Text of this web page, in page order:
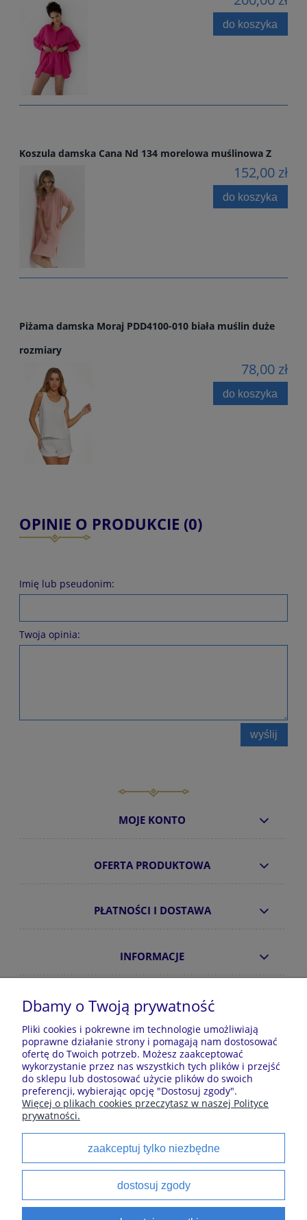
do koszyka
Koszula damska Cana Nd 134 morelowa muślinowa Z
152,00 zł
do koszyka
Piżama damska Moraj PDD4100-010 biała muślin duże
rozmiary
78,00 zł
do koszyka
OPINIE O PRODUKCIE (0)
Imię lub pseudonim:
Twoja opinia:
wyślij
MOJE KONTO
OFERTA PRODUKTOWA
PŁATNOŚCI I DOSTAWA
INFORMACJE
O NAS
Sklep z piżamami Kraina Piżam | Plac Zwycięstwa 7, 28-
100 Busko-Zdrój | E-mail: krainapizam@gmail.com | Tel.
602 809 945 | NIP: 6551814701 | REGON: 528344498
Polecane kategorie
Piżamy dla dzieci
Piżamy damskie
Piżamy męskie
Koszule noce
Szlaforki damskie
Dbamy o Twoją prywatność
Pliki cookies i pokrewne im technologie umożliwiają
poprawne działanie strony i pomagają nam dostosować
ofertę do Twoich potrzeb. Możesz zaakceptować
wykorzystanie przez nas wszystkich tych plików i przejść
do sklepu lub dostosować użycie plików do swoich
preferencji, wybierając opcję "Dostosuj zgody".
Więcej o plikach cookies przeczytasz w naszej Polityce
prywatności.
zaakceptuj tylko niezbędne
dostosuj zgody